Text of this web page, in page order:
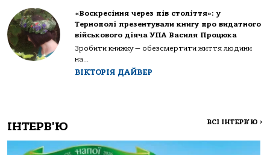
«Воскресіння через пів століття»: у
Тернополі презентували книгу про видатного
військового діяча УПА Василя Процюка
Зробити книжку — обезсмертити життя людини
на...
ВІКТОРІЯ ДАЙВЕР
ІНТЕРВ'Ю ВСІ ІНТЕРВ'Ю >